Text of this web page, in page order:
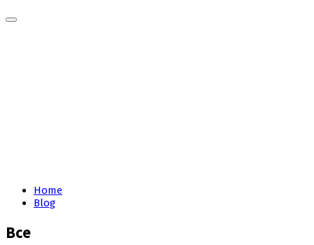
Home
Blog
Все